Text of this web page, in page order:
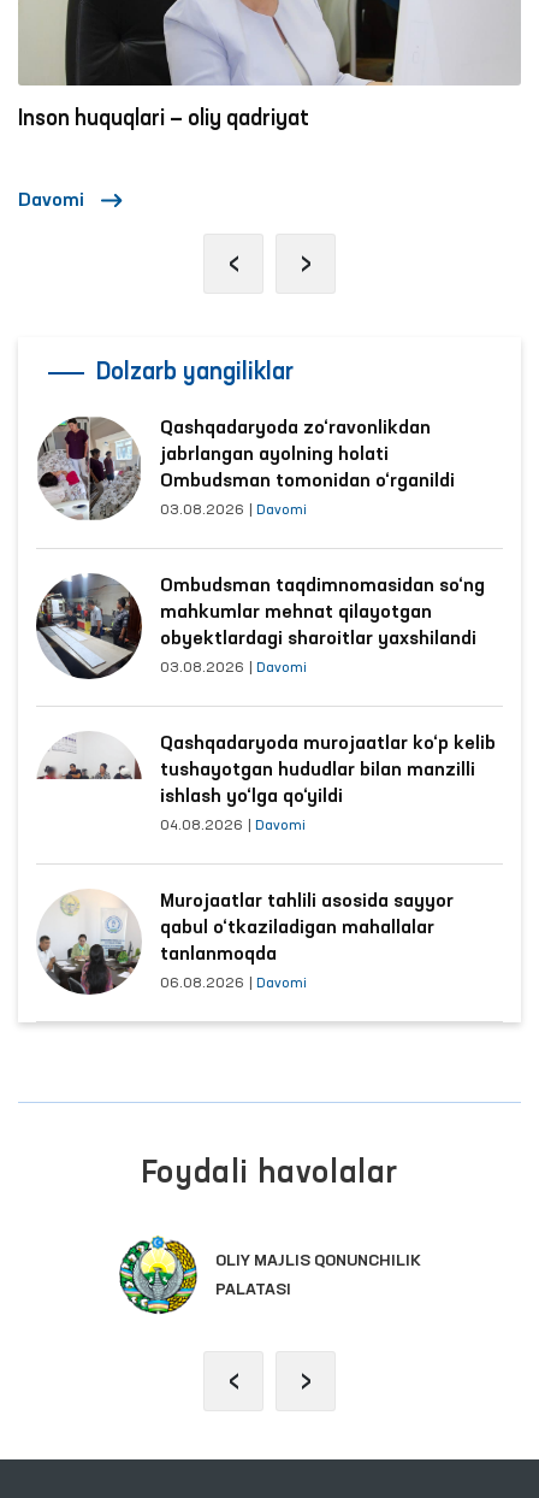
Inson huquqlari — oliy qadriyat
Davomi
‹ ›
Dolzarb yangiliklar
Qashqadaryoda zo‘ravonlikdan
jabrlangan ayolning holati
Ombudsman tomonidan o‘rganildi
03.08.2026 Davomi
Ombudsman taqdimnomasidan so‘ng
mahkumlar mehnat qilayotgan
obyektlardagi sharoitlar yaxshilandi
03.08.2026 Davomi
Qashqadaryoda murojaatlar ko‘p kelib
tushayotgan hududlar bilan manzilli
ishlash yo‘lga qo‘yildi
04.08.2026 Davomi
Murojaatlar tahlili asosida sayyor
qabul o‘tkaziladigan mahallalar
tanlanmoqda
06.08.2026 Davomi
Foydali havolalar
OLIY MAJLIS QONUNCHILIK
PALATASI
‹ ›